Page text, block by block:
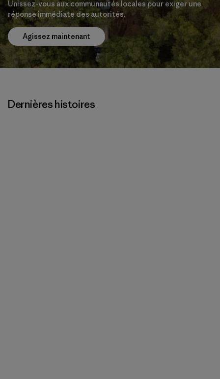
Unissez-vous aux communautés locales pour exiger une
réponse immédiate des autorités.
Agissez maintenant
Dernières histoires